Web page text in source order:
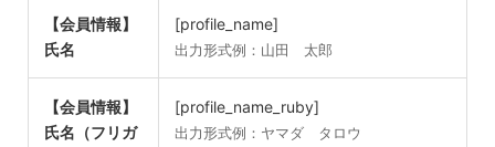
【会員情報】
氏名
[profile_name]
出力形式例：山田 太郎
【会員情報】
氏名（フリガ
[profile_name_ruby]
出力形式例：ヤマダ タロウ